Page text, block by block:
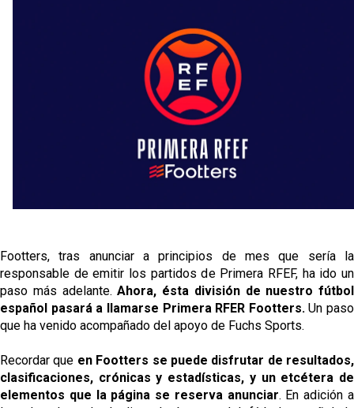
Footters, tras anunciar a principios de mes que sería la
responsable de emitir los partidos de Primera RFEF, ha ido un
paso más adelante.Ahora, ésta división de nuestro fútbol
español pasará a llamarse Primera RFER Footters.Un paso
que ha venido acompañado del apoyo de Fuchs Sports.
Recordar que en Footters se puede disfrutar de resultados,
clasificaciones, crónicas y estadísticas, y un etcétera de
elementos que la página se reserva anunciar. En adición a